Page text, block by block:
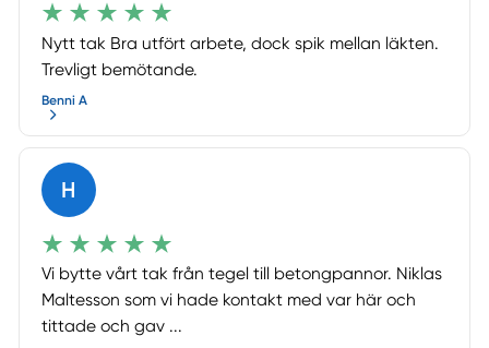
Nytt tak Bra utfört arbete, dock spik mellan läkten.
Trevligt bemötande.
Benni A
H
Vi bytte vårt tak från tegel till betongpannor. Niklas
Maltesson som vi hade kontakt med var här och
tittade och gav ...